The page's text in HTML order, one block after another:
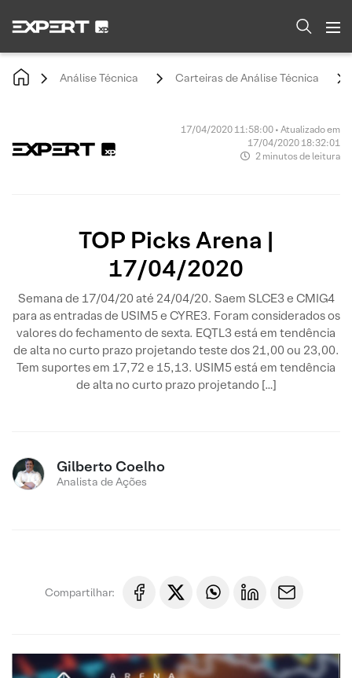
Análise Técnica Carteiras de Análise Técnica
17/04/2020 11:58:00 • Atualizado em
17/04/2020 18:32:01
2 minutos de leitura
TOP Picks Arena |
17/04/2020
Semana de 17/04/20 até 24/04/20. Saem SLCE3 e CMIG4
para as entradas de USIM5 e CYRE3. Foram considerados os
valores do fechamento de sexta. EQTL3 está em tendência
de alta no curto prazo projetando teste dos 21,00 ou 23,00.
Tem suportes em 17,72 e 15,13. USIM5 está em tendência
de alta no curto prazo projetando […]
Gilberto Coelho
Analista de Ações
Compartilhar: